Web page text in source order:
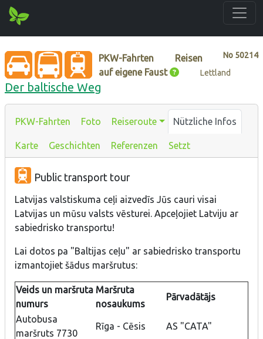
No 50214
PKW-Fahrten
Reisen
auf eigene Faust
Lettland
Der baltische Weg
PKW-Fahrten Foto Reiseroute Nützliche Infos
Karte Geschichten Referenzen Setzt
Public transport tour
Latvijas valstiskuma ceļi aizvedīs Jūs cauri visai
Latvijas un mūsu valsts vēsturei. Apceļojiet Latviju ar
sabiedrisko transportu!
Lai dotos pa "Baltijas ceļu" ar sabiedrisko transportu
izmantojiet šādus maršrutus:
Veids un maršruta
numurs
Maršruta
nosaukums
Pārvadātājs
Autobusa
maršruts 7730
Rīga - Cēsis AS "CATA"